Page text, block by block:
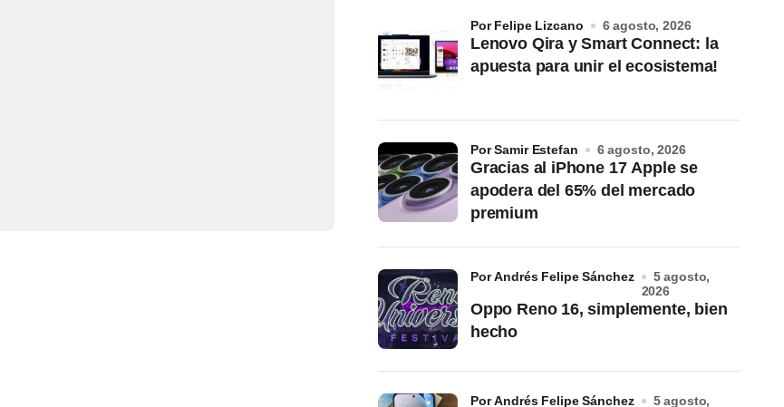
Lenovo Qira y Smart Connect: la
apuesta para unir el ecosistema!
por Felipe Lizcano 6 agosto, 2026
Gracias al iPhone 17 Apple se
apodera del 65% del mercado
premium
por Samir Estefan 6 agosto, 2026
Oppo Reno 16, simplemente, bien
hecho
por Andrés Felipe Sánchez
5 agosto,
2026
por Andrés Felipe Sánchez
5 agosto,